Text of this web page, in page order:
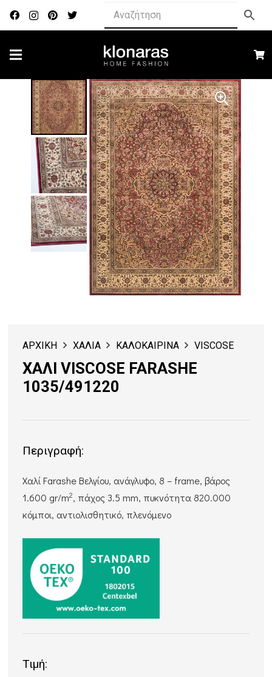
ΑΡΧΙΚΗ ΧΑΛΙΑ ΚΑΛΟΚΑΙΡΙΝΑ VISCOSE
ΧΑΛΙ VISCOSE FARASHE
1035/491220
Περιγραφή:
Χαλί Farashe Βελγίου, ανάγλυφο, 8 – frame, βάρος
1.600 gr/m2, πάχος 3.5 mm, πυκνότητα 820.000
κόμποι, αντιολισθητικό, πλενόμενο
Τιμή: